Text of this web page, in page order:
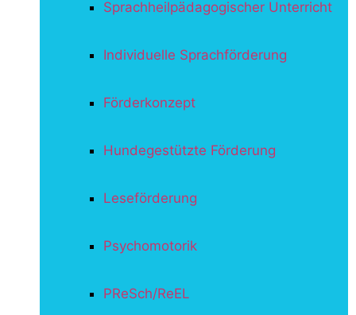
Sprachheilpädagogischer Unterricht
Individuelle Sprachförderung
Förderkonzept
Hundegestützte Förderung
Leseförderung
Psychomotorik
PReSch/ReEL